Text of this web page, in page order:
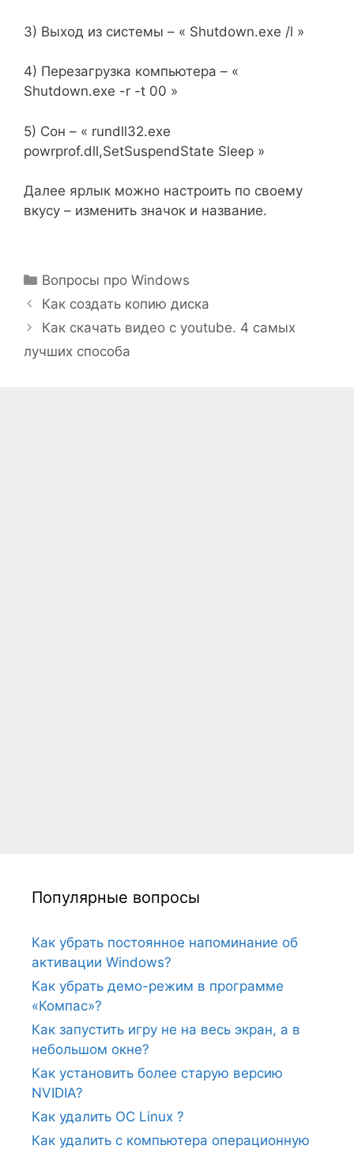
3) Выход из системы – « Shutdown.exe /l »
4) Перезагрузка компьютера – «
Shutdown.exe -r -t 00 »
5) Сон – « rundll32.exe
powrprof.dll,SetSuspendState Sleep »
Далее ярлык можно настроить по своему
вкусу – изменить значок и название.
Рубрики
Вопросы про Windows
Как создать копию диска
Как скачать видео с youtube. 4 самых
лучших способа
Популярные вопросы
Как убрать постоянное напоминание об
активации Windows?
Как убрать демо-режим в программе
«Компас»?
Как запустить игру не на весь экран, а в
небольшом окне?
Как установить более старую версию
NVIDIA?
Как удалить ОС Linux ?
Как удалить с компьютера операционную